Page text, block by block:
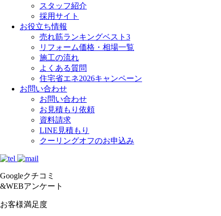
スタッフ紹介
採用サイト
お役立ち情報
売れ筋ランキングベスト3
リフォーム価格・相場一覧
施工の流れ
よくある質問
住宅省エネ2026キャンペーン
お問い合わせ
お問い合わせ
お見積もり依頼
資料請求
LINE見積もり
クーリングオフのお申込み
Googleクチコミ
&WEBアンケート
お客様満足度